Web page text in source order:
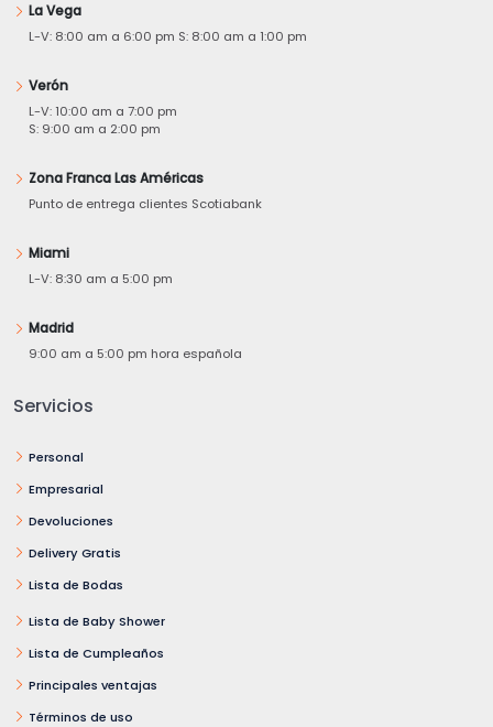
La Vega
L-V: 8:00 am a 6:00 pm S: 8:00 am a 1:00 pm
Verón
L-V: 10:00 am a 7:00 pm
S: 9:00 am a 2:00 pm
Zona Franca Las Américas
Punto de entrega clientes Scotiabank
Miami
L-V: 8:30 am a 5:00 pm
Madrid
9:00 am a 5:00 pm hora española
Servicios
Personal
Empresarial
Devoluciones
Delivery Gratis
Lista de Bodas
Lista de Baby Shower
Lista de Cumpleaños
Principales ventajas
Términos de uso